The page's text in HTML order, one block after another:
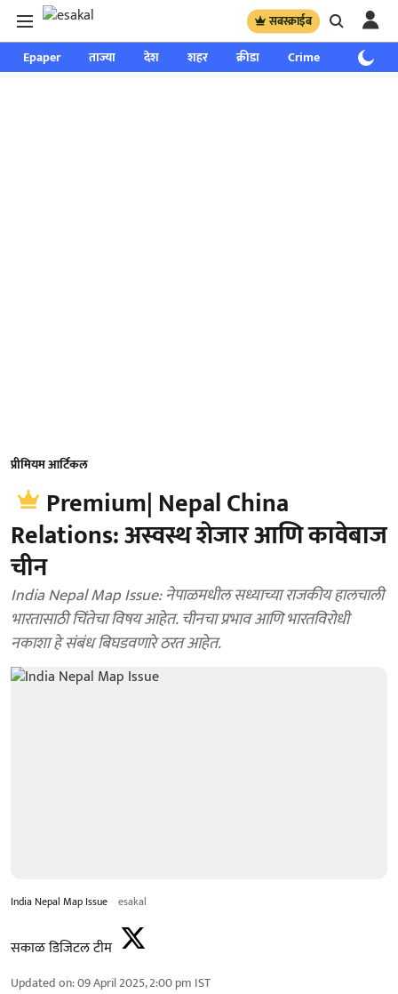
सबस्क्राईब
Epaper ताज्या देश शहर क्रीडा Crime साप्ताहिक
प्रीमियम आर्टिकल
Premium| Nepal China
Relations: अस्वस्थ शेजार आणि कावेबाज
चीन
India Nepal Map Issue: नेपाळमधील सध्याच्या राजकीय हालचाली
भारतासाठी चिंतेचा विषय आहेत. चीनचा प्रभाव आणि भारतविरोधी
नकाशा हे संबंध बिघडवणारे ठरत आहेत.
India Nepal Map Issue esakal
सकाळ डिजिटल टीम
Updated on:09 April 2025, 2:00 pm IST